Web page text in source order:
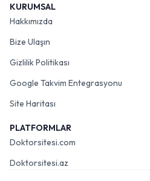
KURUMSAL
Hakkımızda
Bize Ulaşın
Gizlilik Politikası
Google Takvim Entegrasyonu
Site Haritası
PLATFORMLAR
Doktorsitesi.com
Doktorsitesi.az